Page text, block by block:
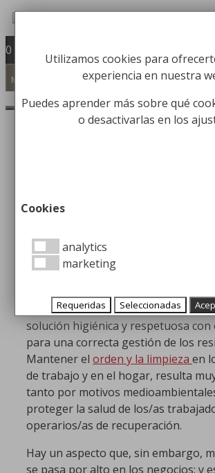
Saltar
contenido
equipamiento para la
Búsqueda
productos
0
Menú
residuos más segura
25 enero, 20233 octubre, 2022
Herrero
contenedores y papeleras
solución higiénica y respetuosa con
para una correcta gestión de los
Mantener el orden y la limpieza en
de trabajo y en el hogar, resulta
tanto por motivos
proteger la salud de los/as
operarios/as de recuperación.
Hay un aspecto que, sin embargo,
se pasa por alto en los negocios; y
Utilizamos cookies para
experiencia en nuestra
Puedes aprender más sobre qué
o desactivarlas en los
Cookies
analytics
marketing
Requeridas Seleccionadas